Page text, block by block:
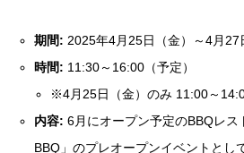
期間: 2025年4月25日（金）～4月27
時間: 11:30～16:00（予定）
※4月25日（金）のみ 11:00～
内容: 6月にオープン予定のBBQレス
BBQ」のプレオープンイベントとし